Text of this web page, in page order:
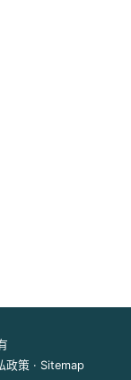
政策 · Sitemap